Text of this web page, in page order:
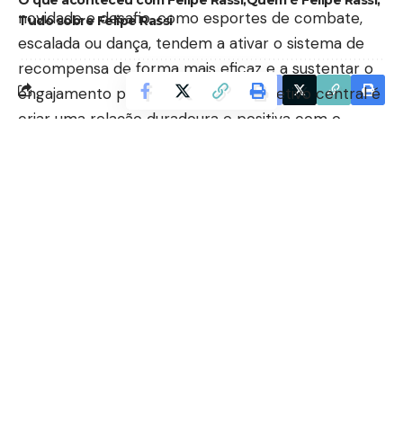
Tudo sobre Felipe Rassi
Facebook
novidade e desafio, como esportes de combate,
escalada ou dança, tendem a ativar o sistema de
recompensa de forma mais eficaz e a sustentar o
engajamento por mais tempo. O objetivo central é
criar uma relação duradoura e positiva com o